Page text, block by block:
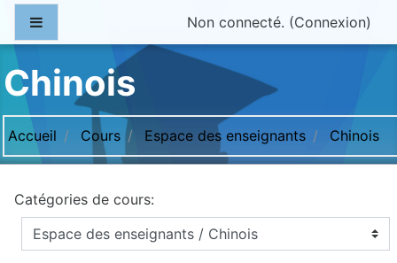
Passer au contenu principal
Non connecté. (Connexion)
Chinois
Accueil Cours Espace des enseignants Chinois
Catégories de cours: